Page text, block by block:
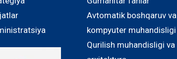
Avtomatik boshqaruv va
kompyuter muhandisligi
Qurilish muhandisligi va